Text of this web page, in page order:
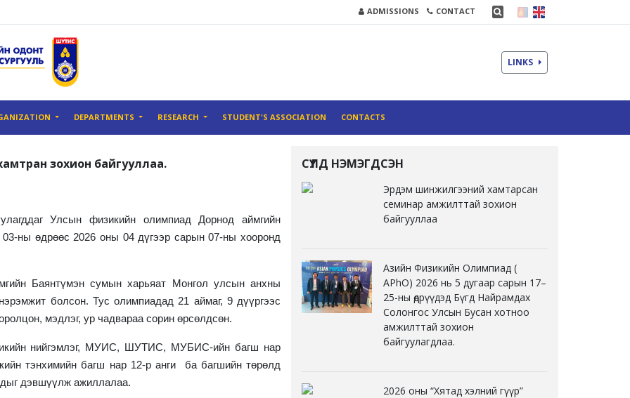
ADMISSIONS CONTACT
LINKS
DEPARTMENTS RESEARCH STUDENT'S ASSOCIATION CONTACTS
зохион байгууллаа.
Улсын физикийн олимпиад Дорнод аймгийн
ны өдрөөс 2026 оны 04 дүгээр сарын 07-ны хооронд
Баянтүмэн сумын харьяат Монгол улсын анхны
болсон. Тус олимпиадад 21 аймаг, 9 дүүргээс
мэдлэг, ур чадвараа сорин өрсөлдсөн.
нийгэмлэг, МУИС, ШУТИС, МУБИС-ийн багш нар
тэнхимийн багш нар 12-р анги ба багшийн төрөлд
дэвшүүлж ажиллалаа.
СҮҮЛД НЭМЭГДСЭН
Эрдэм шинжилгээний хамтарсан
семинар амжилттай зохион
байгууллаа
Азийн Физикийн Олимпиад (
APhO) 2026 нь 5 дугаар сарын 17–
25-ны өдрүүдэд Бүгд Найрамдах
Солонгос Улсын Бусан хотноо
амжилттай зохион
байгуулагдлаа.
2026 оны “Хятад хэлний гүүр”